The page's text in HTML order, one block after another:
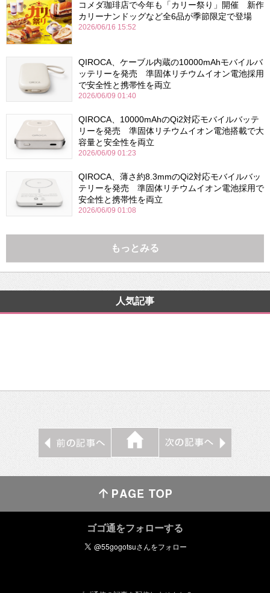
コメダ珈琲店で今年も「カリー祭り」開催 新作
カリーナンドッグなど全6品が季節限定で登場
2026/06/16 15:52
QIROCA、ケーブル内蔵の10000mAhモバイルバ
ッテリーを発売 準固体リチウムイオン電池採用
で安全性と携帯性を両立
2026/06/09 01:40
QIROCA、10000mAhのQi2対応モバイルバッテ
リーを発売 準固体リチウムイオン電池搭載で大
容量と安全性を両立
2026/06/09 01:23
QIROCA、薄さ約8.3mmのQi2対応モバイルバッ
テリーを発売 準固体リチウムイオン電池採用で
安全性と携帯性を両立
2026/06/09 01:08
もっとみる
人気記事
ゴゴ通をフォローする